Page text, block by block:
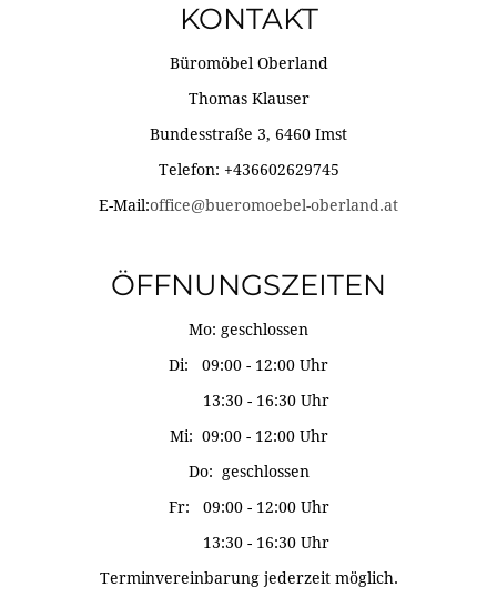
KONTAKT
Büromöbel Oberland
Thomas Klauser
Bundesstraße 3, 6460 Imst
Telefon: +436602629745
E-Mail:office@bueromoebel-oberland.at
ÖFFNUNGSZEITEN
Mo: geschlossen
Di: 09:00 - 12:00 Uhr
13:30 - 16:30 Uhr
Mi: 09:00 - 12:00 Uhr
Do: geschlossen
Fr: 09:00 - 12:00 Uhr
13:30 - 16:30 Uhr
Terminvereinbarung jederzeit möglich.